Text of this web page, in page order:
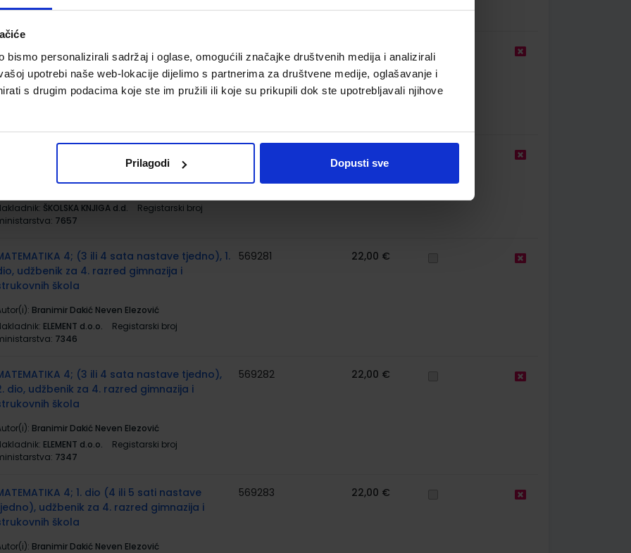
bismo personalizirali sadržaj i oglase, omogućili značajke društvenih medija i analizirali
upotrebi naše web-lokacije dijelimo s partnerima za društvene medije, oglašavanje i
s drugim podacima koje ste im pružili ili koje su prikupili dok ste upotrebljavali njihove
Prilagodi Dopusti sve
DOM
PROMETEJ KOSMOS 4; udžbenik grčkoga jezika
klasičnim gimnazijama
Martinić-Jerčić Matković Gjurašin Maleš
569275 25,50 €
ŠKOLSKA KNJIGA d.d.
Registarski broj
7657
4; (3 ili 4 sata nastave tjedno), 1.
udžbenik za 4. razred gimnazija i
škola
Branimir Dakić Neven Elezović
ELEMENT d.o.o.
Registarski broj
7346
569281 22,00 €
4; (3 ili 4 sata nastave tjedno),
dio, udžbenik za 4. razred gimnazija i
škola
Branimir Dakić Neven Elezović
ELEMENT d.o.o.
Registarski broj
7347
569282 22,00 €
4; 1. dio (4 ili 5 sati nastave
udžbenik za 4. razred gimnazija i
škola
Branimir Dakić Neven Elezović
569283 22,00 €